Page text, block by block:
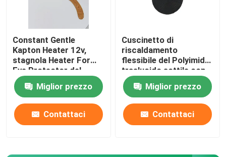
Constant Gentle
Kapton Heater 12v,
stagnola Heater For
Eye Protector del
Polyimide
Miglior prezzo
Contattaci
Cuscinetto di
riscaldamento
flessibile del Polyimide
traslucido sottile con
controllo della
temperatura accurato
Miglior prezzo
Contattaci